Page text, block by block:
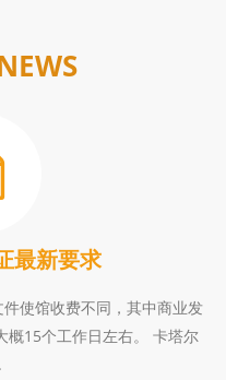
最新要求
使馆收费不同，其中商业发
概15个工作日左右。 卡塔尔